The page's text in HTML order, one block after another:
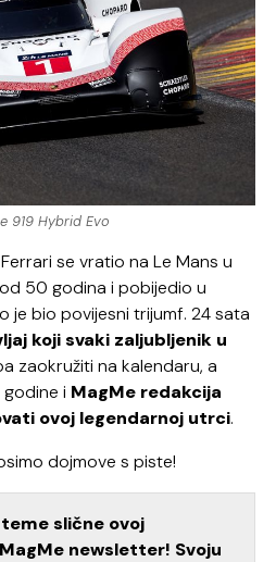
919 Hybrid Evo
se vratio na Le Mans u
50 godina i pobijedio u
je bio povijesni trijumf. 24 sata
koji svaki zaljubljenik u
zaokružiti na kalendaru, a
i MagMe redakcija
ovoj legendarnoj utrci.
dojmove s piste!
slične ovoj
newsletter! Svoju